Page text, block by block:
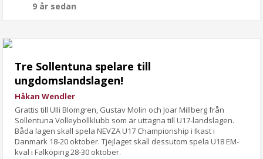
9 år sedan
Tre Sollentuna spelare till
ungdomslandslagen!
Håkan Wendler
Grattis till Ulli Blomgren, Gustav Molin och Joar Millberg från
Sollentuna Volleybollklubb som är uttagna till U17-landslagen.
Båda lagen skall spela NEVZA U17 Championship i Ikast i
Danmark 18-20 oktober. Tjejlaget skall dessutom spela U18 EM-
kval i Falköping 28-30 oktober.